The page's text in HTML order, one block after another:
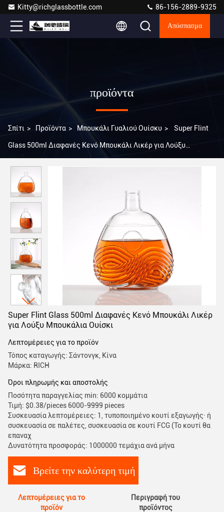
Kitty@richglassbottle.com 86-156-2889-9325
Απόσπασμα
προϊόντα
Σπίτι > Προϊόντα > Μπουκάλι Γυαλιού Ουίσκυ > Super Flint
Glass 500ml Διαφανές Κενό Μπουκάλι Λικέρ για Λούξυ
Super Flint Glass 500ml Διαφανές Κενό Μπουκάλι Λικέρ
για Λούξυ Μπουκάλια Ουίσκι
Λεπτομέρειες για το προϊόν
Τόπος καταγωγής: Σάντονγκ, Κίνα
Μάρκα: RICH
Όροι πληρωμής και αποστολής
Ποσότητα παραγγελίας min: 6000 κομμάτια
Τιμή: $0.38/pieces 6000-9999 pieces
Συσκευασία λεπτομέρειες: 1, τυποποιημένο κουτί εξαγωγής· ή
συσκευασία σε παλέτες, συσκευασία σε κουτί FCG (Το κουτί θα
επαναχ
Δυνατότητα προσφοράς: 1000000 τεμάχια ανά μήνα
Βρείτε την καλύτερη τιμή
Λεπτομέρειες για το
προϊόν
Περιγραφή του
προϊόντος